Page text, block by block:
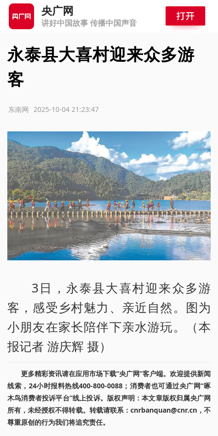
央广网
讲好中国故事 传播中国声音
永泰县大喜村迎来众多游
客
2025-10-04 21:23:47
东南网
3日，永泰县大喜村迎来众多游
客，感受乡村魅力、亲近自然。图为
小朋友在家长陪伴下亲水游玩。（本
报记者 游庆辉 摄）
更多精彩资讯请在应用市场下载“央广网”客户端。欢迎提供新闻
线索，24小时报料热线400-800-0088；消费者也可通过央广网“啄
木鸟消费者投诉平台”线上投诉。版权声明：本文章版权归属央广网
所有，未经授权不得转载。转载请联系：cnrbanquan@cnr.cn，不
尊重原创的行为我们将追究责任。